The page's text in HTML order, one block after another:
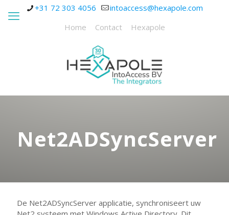
+31 72 303 4056
intoaccess@hexapole.com
Home
Contact Hexapole
Net2ADSyncServer
De Net2ADSyncServer applicatie, synchroniseert uw